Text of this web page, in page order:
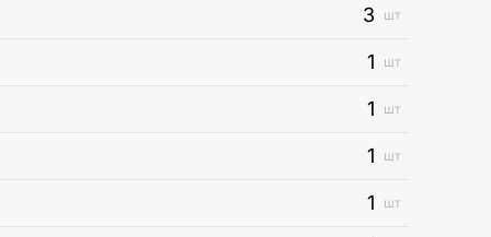
3 шт
1 шт
1 шт
1 шт
1 шт